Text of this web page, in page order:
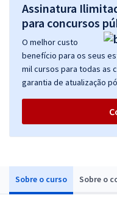
Sobre o curso Sobre o
Assinatura
para concursos
O melhor custo
benefício para os seus
mil cursos para todas as
garantia de atualização